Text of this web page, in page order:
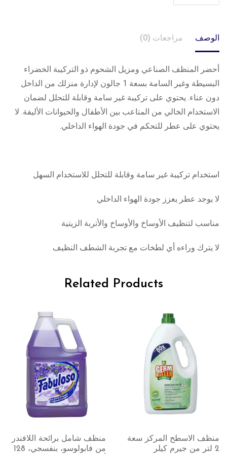
الوصف مراجعات (0)
أحضر المنظف الصناعي ومزيل الشحوم ذو التركيبة الخضراء
البسيطة وغير السامة بسعة 1 جالون لإدارة منزلك من الداخل
دون عناء. يحتوي على تركيبة غير سامة وقابلة للتحلل لضمان
الاستخدام الخالي من المتاعب بين الأطفال والحيوانات الأليفة. لا
يحتوي على عطر للتحكم في جودة الهواء الداخلي.
استخدام تركيبة غير سامة وقابلة للتحلل للاستخدام السهل
لا يوجد عطر يعزز جودة الهواء الداخلي
مناسب لتنظيف الأوساخ والأوساخ والأتربة الزيتية
لا يترك وراءه أي لطخات مع تجربة الشطف النظيف
Related Products
منظف الاسطح المركز سعة
منظف شامل برائحة اللافندر
من فابولوسو، بنفسجي، 128